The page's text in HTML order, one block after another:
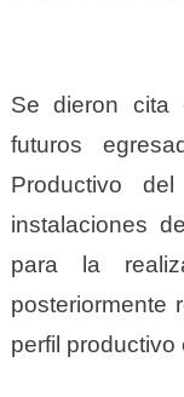
Se dieron cita
futuros
Productivo
instalaciones
para la
posteriormente
perfil productivo